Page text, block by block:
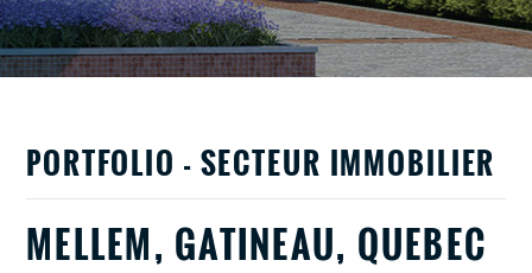
PORTFOLIO - SECTEUR IMMOBILIER
MELLEM, GATINEAU, QUEBEC